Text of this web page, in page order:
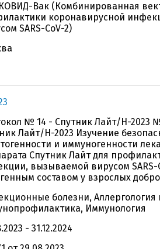
Вак (Комбинированная
коронавирусной
SARS-СoV-2)
№ 14 - Спутник Лайт/Н-2023
Лайт/Н-2023 Изучение
и иммуногенности
Спутник Лайт для
вызываемой вирусом SARS-
составом у взрослых
болезни, Аллергология
Иммунология
- 31.12.2024